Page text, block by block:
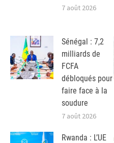
7 août 2026
Sénégal : 7,2
milliards de
FCFA
débloqués pour
faire face à la
soudure
7 août 2026
Rwanda : L’UE